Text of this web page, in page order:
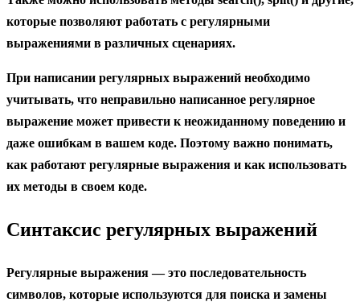
которые позволяют работать с регулярными
выражениями в различных сценариях.
При написании регулярных выражений необходимо
учитывать, что неправильно написанное регулярное
выражение может привести к неожиданному поведению и
даже ошибкам в вашем коде. Поэтому важно понимать,
как работают регулярные выражения и как использовать
их методы в своем коде.
Синтаксис регулярных выражений
Регулярные выражения — это последовательность
символов, которые используются для поиска и замены